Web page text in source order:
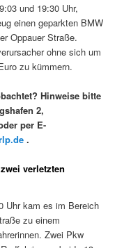
und 19:30 Uhr,
einen geparkten BMW
Oppauer Straße.
ohne sich um
zu kümmern.
Hinweise bitte
2,
per E-
.
verletzten
Uhr kam es im Bereich
zu einem
Zwei Pkw